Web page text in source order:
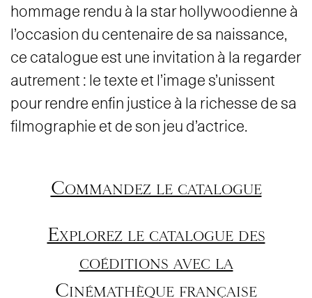
hommage rendu à la star hollywoodienne à
l’occasion du centenaire de sa naissance,
ce catalogue est une invitation à la regarder
autrement : le texte et l’image s’unissent
pour rendre enfin justice à la richesse de sa
filmographie et de son jeu d’actrice.
Commandez le catalogue
Explorez le catalogue des
coéditions avec la
Cinémathèque française